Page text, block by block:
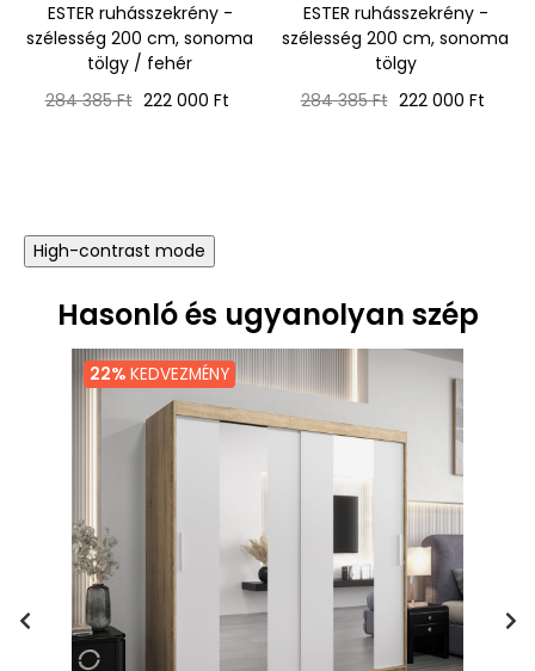
ESTER ruhásszekrény -
szélesség 200 cm, sonoma
tölgy / fehér
Normál
284 385 Ft Ár
222 000 Ft
ESTER ruhásszekrény -
szélesség 200 cm, sonoma
tölgy
Normál
284 385 Ft Ár
222 000 Ft
High-contrast mode
Hasonló és ugyanolyan szép
22% KEDVEZMÉNY